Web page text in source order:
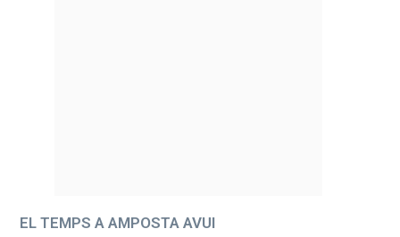
EL TEMPS A AMPOSTA AVUI